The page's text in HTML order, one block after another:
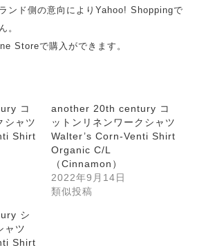
ンド側の意向によりYahoo! Shoppingで
。
Storeで購入ができます。
コ
シャツ
Shirt
another 20th century コ
ットンリネンワークシャツ
Walter’s Corn-Venti Shirt
Organic C/L
（Cinnamon）
2022年9月14日
類似投稿
シ
ャツ
Shirt